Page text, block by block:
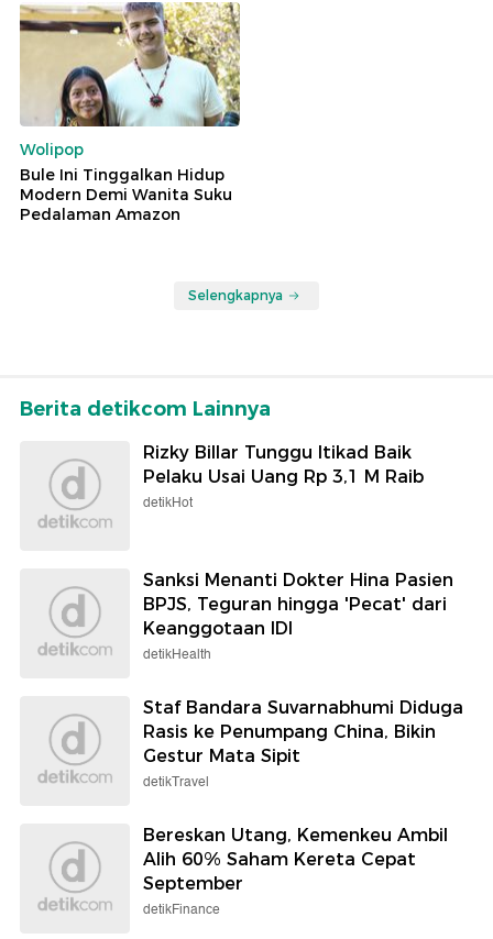
Wolipop
Bule Ini Tinggalkan Hidup
Modern Demi Wanita Suku
Pedalaman Amazon
Selengkapnya
Berita detikcom Lainnya
Rizky Billar Tunggu Itikad Baik
Pelaku Usai Uang Rp 3,1 M Raib
detikHot
Sanksi Menanti Dokter Hina Pasien
BPJS, Teguran hingga 'Pecat' dari
Keanggotaan IDI
detikHealth
Staf Bandara Suvarnabhumi Diduga
Rasis ke Penumpang China, Bikin
Gestur Mata Sipit
detikTravel
Bereskan Utang, Kemenkeu Ambil
Alih 60% Saham Kereta Cepat
September
detikFinance